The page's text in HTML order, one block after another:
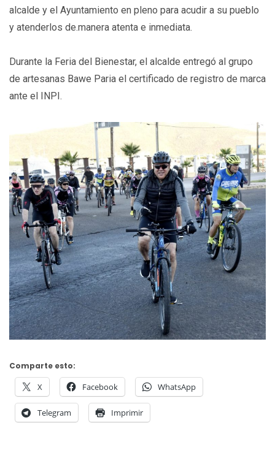
alcalde y el Ayuntamiento en pleno para acudir a su pueblo
y atenderlos de.manera atenta e inmediata.
Durante la Feria del Bienestar, el alcalde entregó al grupo
de artesanas Bawe Paria el certificado de registro de marca
ante el INPI.
Comparte esto:
X Facebook WhatsApp
Telegram Imprimir